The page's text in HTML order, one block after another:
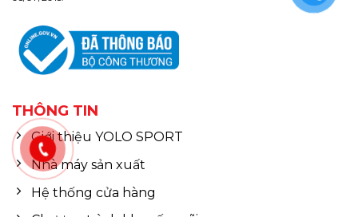
THÔNG TIN
Giới thiệu YOLO SPORT
Nhà máy sản xuất
Hệ thống cửa hàng